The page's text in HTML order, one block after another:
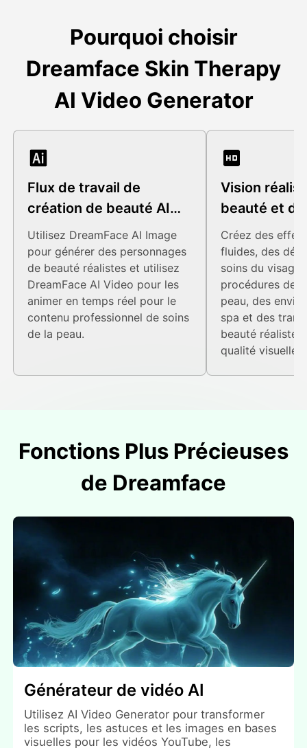
Pourquoi choisir
Dreamface Skin Therapy
AI Video Generator
Flux de travail de
création de beauté AI
complet
Utilisez DreamFace AI Image
pour générer des personnages
de beauté réalistes et utilisez
DreamFace AI Video pour les
animer en temps réel pour le
contenu professionnel de soins
de la peau.
Vision
beauté et
la peau
Créez des
fluides, des
soins du visage,
procédures de
peau, des
spa et des
beauté réalistes
qualité visuelle
Fonctions Plus Précieuses
de Dreamface
Générateur de vidéo AI
Utilisez AI Video Generator pour transformer
les scripts, les astuces et les images en bases
visuelles pour les vidéos YouTube, les